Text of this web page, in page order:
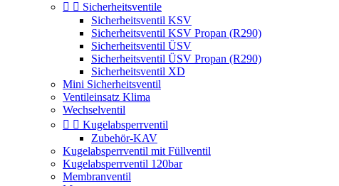
  Sicherheitsventile
Sicherheitsventil KSV
Sicherheitsventil KSV Propan (R290)
Sicherheitsventil ÜSV
Sicherheitsventil ÜSV Propan (R290)
Sicherheitsventil XD
Mini Sicherheitsventil
Ventileinsatz Klima
Wechselventil
  Kugelabsperrventil
Zubehör-KAV
Kugelabsperrventil mit Füllventil
Kugelabsperrventil 120bar
Membranventil